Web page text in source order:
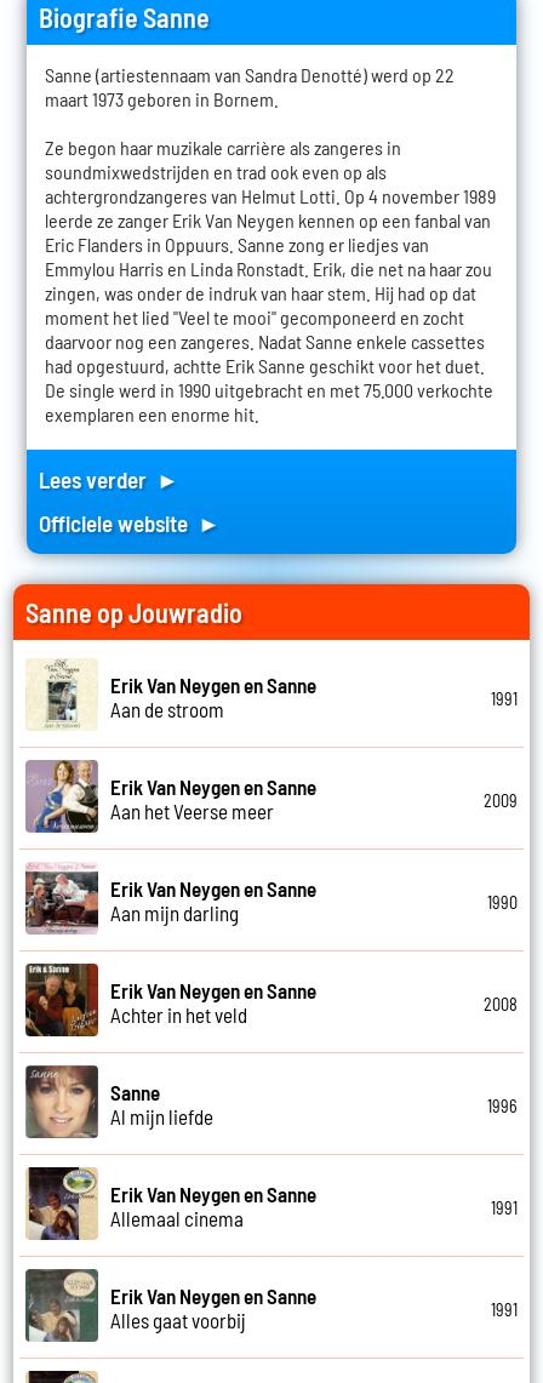
Biografie Sanne
Sanne (artiestennaam van Sandra Denotté) werd op 22
maart 1973 geboren in Bornem.
Ze begon haar muzikale carrière als zangeres in
soundmixwedstrijden en trad ook even op als
achtergrondzangeres van Helmut Lotti. Op 4 november 1989
leerde ze zanger Erik Van Neygen kennen op een fanbal van
Eric Flanders in Oppuurs. Sanne zong er liedjes van
Emmylou Harris en Linda Ronstadt. Erik, die net na haar zou
zingen, was onder de indruk van haar stem. Hij had op dat
moment het lied "Veel te mooi" gecomponeerd en zocht
daarvoor nog een zangeres. Nadat Sanne enkele cassettes
had opgestuurd, achtte Erik Sanne geschikt voor het duet.
De single werd in 1990 uitgebracht en met 75.000 verkochte
exemplaren een enorme hit.
Lees verder ►
Officiele website ►
Sanne op Jouwradio
Erik Van Neygen en Sanne
Aan de stroom
1991
Erik Van Neygen en Sanne
Aan het Veerse meer
2009
Erik Van Neygen en Sanne
Aan mijn darling
1990
Erik Van Neygen en Sanne
Achter in het veld
2008
Sanne
Al mijn liefde
1996
Erik Van Neygen en Sanne
Allemaal cinema
1991
Erik Van Neygen en Sanne
Alles gaat voorbij
1991